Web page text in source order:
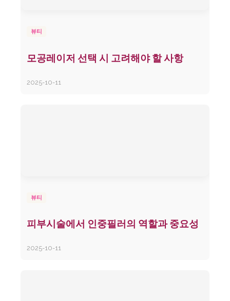
뷰티
모공레이저 선택 시 고려해야 할 사항
2025-10-11
뷰티
피부시술에서 인중필러의 역할과 중요성
2025-10-11